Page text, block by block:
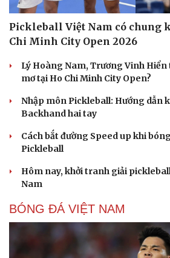
Pickleball Việt Nam có chung
Chi Minh City Open 2026
Lý Hoàng Nam, Trương Vinh
mơ tại Ho Chi Minh City Open?
Nhập môn Pickleball: Hướng dẫn
Backhand hai tay
Cách bắt đường Speed up khi
Pickleball
Hôm nay, khởi tranh giải
Nam
BÓNG ĐÁ VIỆT NAM